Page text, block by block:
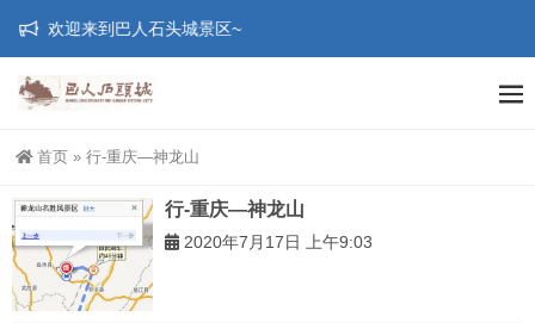
欢迎来到巴人石头城景区~
首页 » 行-重庆—神龙山
行-重庆—神龙山
2020年7月17日 上午9:03